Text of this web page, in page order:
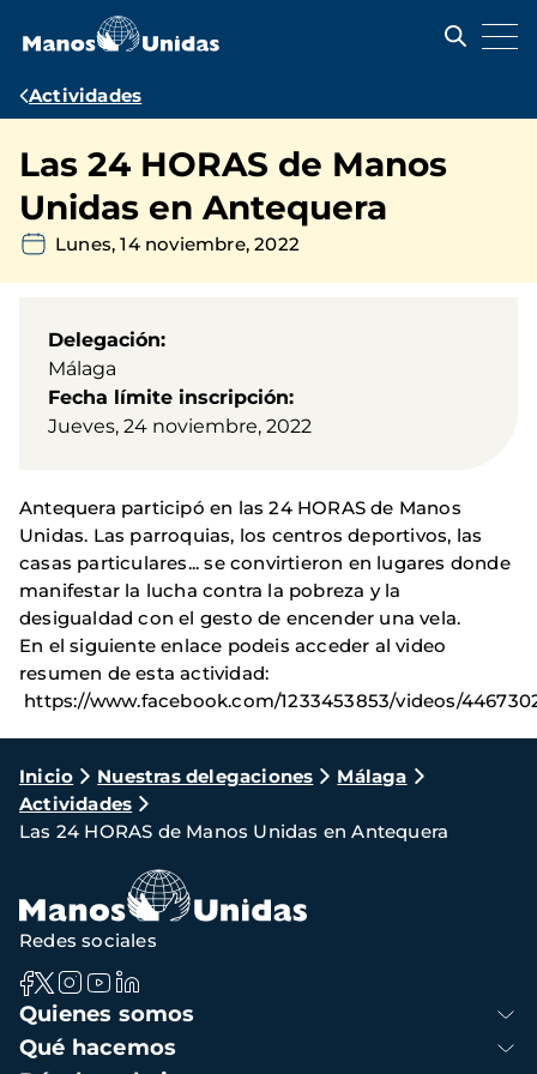
contenido
Ruta
navegación
Actividades
Las 24 HORAS de Manos
Unidas en Antequera
Lunes, 14 noviembre, 2022
Delegación
Málaga
Fecha límite inscripción
Jueves, 24 noviembre, 2022
Antequera participó en las 24 HORAS de Manos
Unidas. Las parroquias, los centros deportivos, las
casas particulares... se convirtieron en lugares donde
manifestar la lucha contra la pobreza y la
desigualdad con el gesto de encender una vela.
En el siguiente enlace podeis acceder al video
resumen de esta actividad:
https://www.facebook.com/1233453853/videos/
Ruta
de
navegación
Inicio Nuestras delegaciones
Málaga
Actividades
Las 24 HORAS de Manos Unidas en Antequera
Navegación
principal
Quienes somos
Qué hacemos
Redes sociales